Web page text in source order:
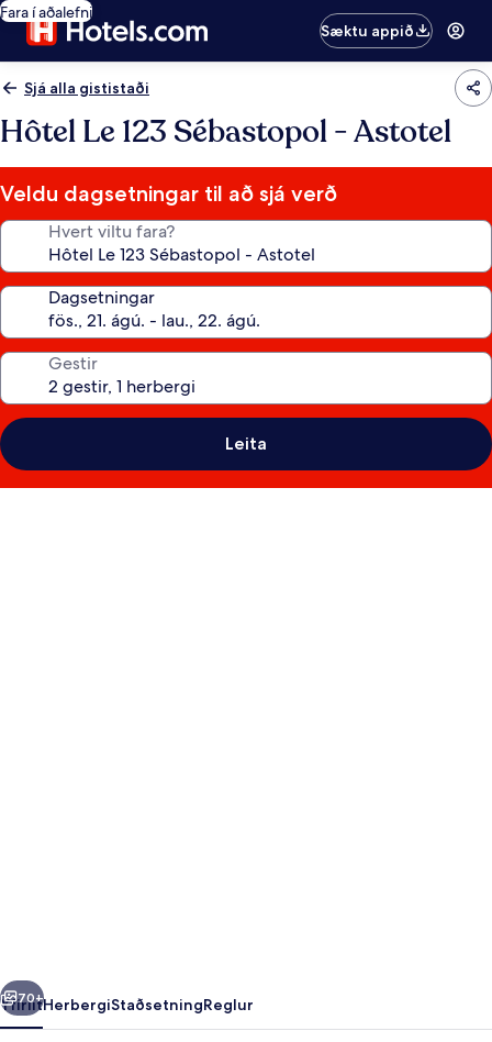
Fara í aðalefni
Sæktu appið
Sjá alla gististaði
Hôtel Le 123 Sébastopol - Astotel
Veldu dagsetningar til að sjá verð
Hvert viltu fara?
Dagsetningar
Gestir
Leita
Næsta
70+
YfirlitHerbergiStaðsetningReglur